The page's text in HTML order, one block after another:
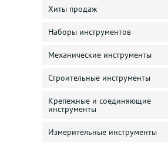
Хиты продаж
Наборы инструментов
Механические инструменты
Строительные инструменты
Крепежные и соединяющие
инструменты
Измерительные инструменты